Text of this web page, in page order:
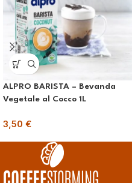
ALPRO BARISTA – Bevanda
Vegetale al Cocco 1L
3,50 €